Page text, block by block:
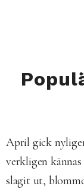
April gick
verkligen
slagit ut,